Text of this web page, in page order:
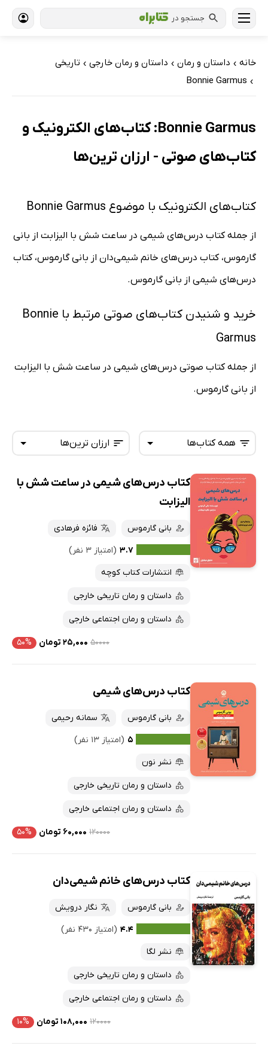
جستجو در
خانه › داستان و رمان › داستان و رمان خارجی › تاریخی
›
Bonnie Garmus
Bonnie Garmus: کتاب‌های الکترونیک و
کتاب‌های صوتی - ارزان ترین‌ها
کتاب‌های الکترونیک با موضوع Bonnie Garmus
از جمله کتاب درس‌های شیمی در ساعت شش با الیزابت از بانی
گارموس، کتاب درس‌های خانم شیمی‌دان از بانی گارموس، کتاب
درس‌های شیمی از بانی گارموس.
خرید و شنیدن کتاب‌های صوتی مرتبط با Bonnie
Garmus
از جمله کتاب صوتی درس‌های شیمی در ساعت شش با الیزابت
از بانی گارموس.
ارزان ترین‌ها
تازه‌ها
پرفروش‌ها
پربحث‌ها
ارزان ترین‌ها
همه کتاب‌ها
همه کتاب‌ها
کتاب‌های صوتی
کتاب‌های متنی
کتاب درس‌های شیمی در ساعت شش با
الیزابت
بانی گارموس
فائزه فرهادی
۳.۷ (امتیاز ۳ نفر)
انتشارات کتاب کوچه
داستان و رمان تاریخی خارجی
داستان و رمان اجتماعی خارجی
۵۰۰۰۰ ۲۵,۰۰۰ تومان ۵۰%
کتاب درس‌های شیمی
بانی گارموس
سمانه رحیمی
۵ (امتیاز ۱۳ نفر)
نشر نون
داستان و رمان تاریخی خارجی
داستان و رمان اجتماعی خارجی
۱۲۰۰۰۰ ۶۰,۰۰۰ تومان ۵۰%
کتاب درس‌های خانم شیمی‌دان
بانی گارموس
نگار درویش
۴.۴ (امتیاز ۴۳۰ نفر)
نشر لگا
داستان و رمان تاریخی خارجی
داستان و رمان اجتماعی خارجی
۱۲۰۰۰۰ ۱۰۸,۰۰۰ تومان ۱۰%